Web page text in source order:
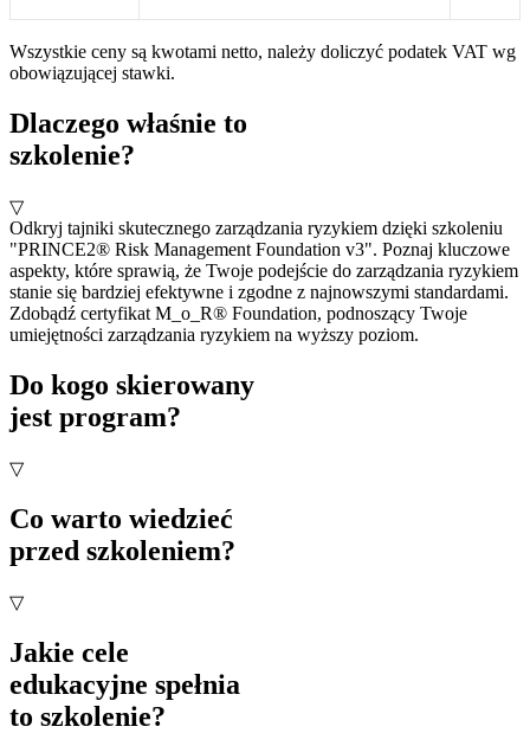
Wszystkie ceny są kwotami netto, należy doliczyć podatek VAT wg
obowiązującej stawki.
Dlaczego właśnie to
szkolenie?
▽
Odkryj tajniki skutecznego zarządzania ryzykiem dzięki szkoleniu
"PRINCE2® Risk Management Foundation v3". Poznaj kluczowe
aspekty, które sprawią, że Twoje podejście do zarządzania ryzykiem
stanie się bardziej efektywne i zgodne z najnowszymi standardami.
Zdobądź certyfikat M_o_R® Foundation, podnoszący Twoje
umiejętności zarządzania ryzykiem na wyższy poziom.
Do kogo skierowany
jest program?
▽
Co warto wiedzieć
przed szkoleniem?
▽
Jakie cele
edukacyjne spełnia
to szkolenie?